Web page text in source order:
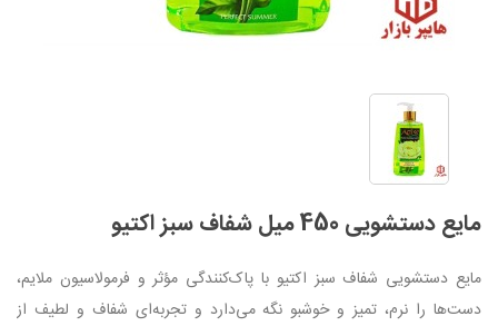
مایع دستشویی 450 میل شفاف سبز اکتیو
مایع دستشویی شفاف سبز اکتیو با پاک‌کنندگی مؤثر و فرمولاسیون ملایم،
دست‌ها را نرم، تمیز و خوشبو نگه می‌دارد و تجربه‌ای شفاف و لطیف از